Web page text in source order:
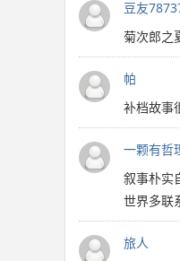
豆友
菊次郎之
帕
补档故事
一颗有哲
叙事朴实
世界多联
旅人